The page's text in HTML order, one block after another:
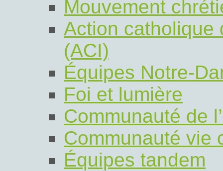
Mouvement
Action catholique
(ACI)
Équipes Notre-
Foi et lumière
Communauté de
Communauté vie
Équipes tandem